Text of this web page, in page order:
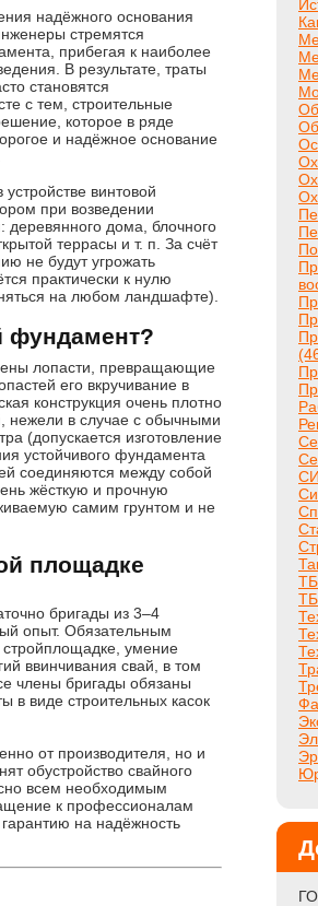
надёжного основания
стремятся
прибегая к наиболее
В результате, траты
становятся
с тем, строительные
которое в ряде
и надёжное основание
винтовой
при возведении
деревянного дома, блочного
террасы и т. п. За счёт
не будут угрожать
практически к нулю
на любом ландшафте).
фундамент?
лопасти, превращающие
его вкручивание в
конструкция очень плотно
нежели в случае с обычными
(допускается изготовление
устойчивого фундамента
соединяются между собой
жёсткую и прочную
самим грунтом и не
площадке
бригады из 3–4
опыт. Обязательным
стройплощадке, умение
ввинчивания свай, в том
члены бригады обязаны
в виде строительных касок
от производителя, но и
обустройство свайного
всем необходимым
к профессионалам
гарантию на надёжность
ТБ